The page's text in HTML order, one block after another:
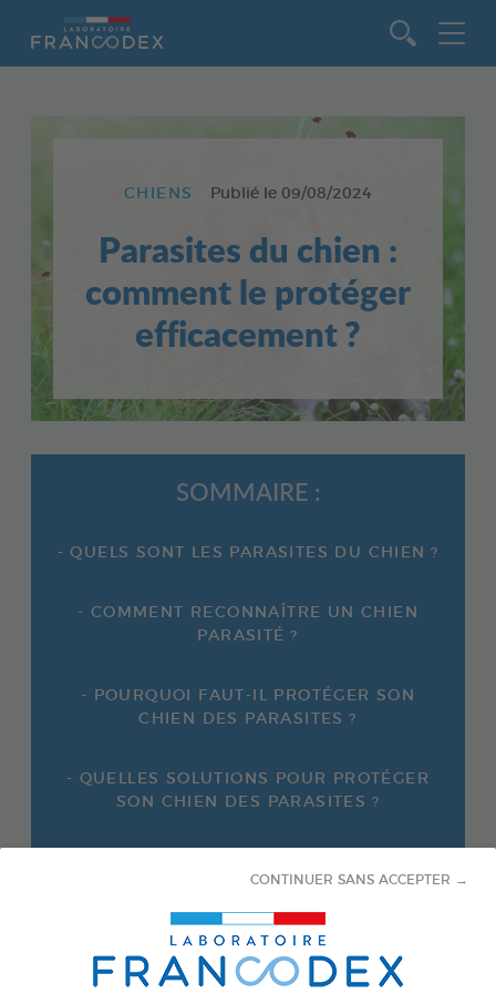
CONTINUER SANS ACCEPTER →
CHIENS Publié le 09/08/2024
Parasites du chien :
comment le protéger
efficacement ?
SOMMAIRE :
- QUELS SONT LES PARASITES DU CHIEN ?
- COMMENT RECONNAÎTRE UN CHIEN
PARASITÉ ?
- POURQUOI FAUT-IL PROTÉGER SON
CHIEN DES PARASITES ?
- QUELLES SOLUTIONS POUR PROTÉGER
SON CHIEN DES PARASITES ?